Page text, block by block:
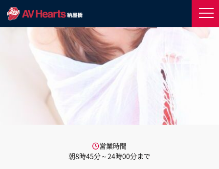
営業時間
朝8時45分～24時00分まで